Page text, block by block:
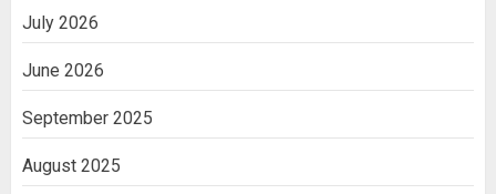
July 2026
June 2026
September 2025
August 2025